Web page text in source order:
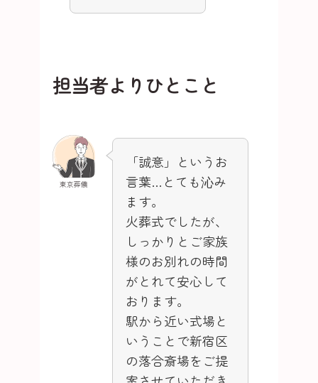
担当者よりひとこと
東京葬儀
「誠意」というお
言葉…とても沁み
ます。
火葬式でしたが、
しっかりとご家族
様のお別れの時間
がとれて安心して
おります。
駅から近い式場と
いうことで新宿区
の落合斎場をご提